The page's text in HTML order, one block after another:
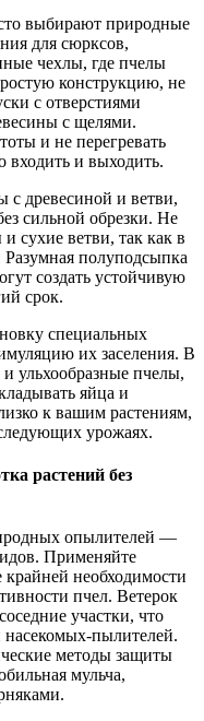
выбирают природные
для сюрксов,
чехлы, где пчелы
конструкцию, не
с отверстиями
с щелями.
и не перегревать
входить и выходить.
с древесиной и ветви,
сильной обрезки. Не
сухие ветви, так как в
полуподсыпка
создать устойчивую
срок.
специальных
их заселения. В
ульхообразные пчелы,
яйца и
к вашим растениям,
урожаях.
растений без
опылителей —
Применяйте
крайней необходимости
пчел. Ветерок
участки, что
насекомых-пылителей.
методы защиты
мульча,